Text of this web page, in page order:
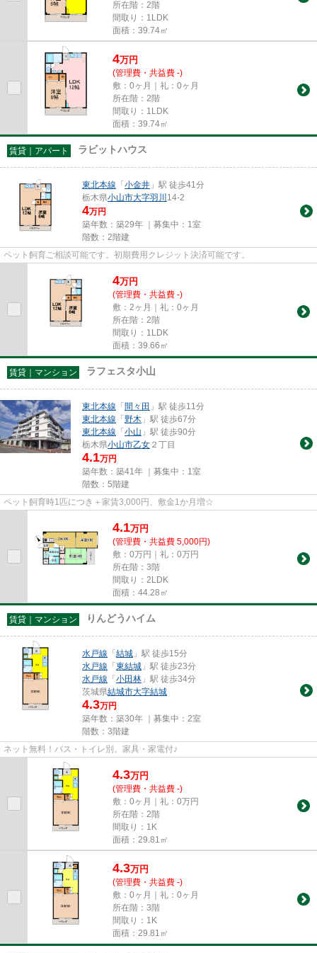
所在階：2階
間取り：1LDK
面積：39.74㎡
4万円
(管理費・共益費 -)
敷：0ヶ月｜礼：0ヶ月
所在階：2階
間取り：1LDK
面積：39.74㎡
賃貸｜アパート ラビットハウス
東北本線 「小金井 」駅 徒歩41分
栃木県小山市大字羽川 14-2
4万円
築年数：築29年 ｜募集中： 1室
階数：2階建
ペット飼育ご相談可能です。初期費用クレジット決済可能です。
4万円
(管理費・共益費 -)
敷：2ヶ月｜礼：0ヶ月
所在階：2階
間取り：1LDK
面積：39.66㎡
賃貸｜マンション ラフェスタ小山
東北本線 「間々田 」駅 徒歩11分
東北本線 「野木 」駅 徒歩67分
東北本線 「小山 」駅 徒歩90分
栃木県小山市乙女 ２丁目
4.1万円
築年数：築41年 ｜募集中： 1室
階数：5階建
ペット飼育時1匹につき＋家賃3,000円、敷金1か月増☆
4.1万円
(管理費・共益費 5,000円)
敷：0万円｜礼：0万円
所在階：3階
間取り：2LDK
面積：44.28㎡
賃貸｜マンション りんどうハイム
水戸線 「結城 」駅 徒歩15分
水戸線 「東結城 」駅 徒歩23分
水戸線 「小田林 」駅 徒歩34分
茨城県結城市大字結城
4.3万円
築年数：築30年 ｜募集中： 2室
階数：3階建
ネット無料！バス・トイレ別。家具・家電付♪
4.3万円
(管理費・共益費 -)
敷：0ヶ月｜礼：0万円
所在階：2階
間取り：1K
面積：29.81㎡
4.3万円
(管理費・共益費 -)
敷：0ヶ月｜礼：0ヶ月
所在階：3階
間取り：1K
面積：29.81㎡